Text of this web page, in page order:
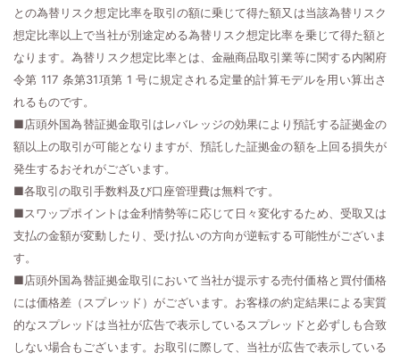
との為替リスク想定比率を取引の額に乗じて得た額又は当該為替リスク
想定比率以上で当社が別途定める為替リスク想定比率を乗じて得た額と
なります。為替リスク想定比率とは、金融商品取引業等に関する内閣府
令第 117 条第31項第 1 号に規定される定量的計算モデルを用い算出さ
れるものです。
■店頭外国為替証拠金取引はレバレッジの効果により預託する証拠金の
額以上の取引が可能となりますが、預託した証拠金の額を上回る損失が
発生するおそれがございます。
■各取引の取引手数料及び口座管理費は無料です。
■スワップポイントは金利情勢等に応じて日々変化するため、受取又は
支払の金額が変動したり、受け払いの方向が逆転する可能性がございま
す。
■店頭外国為替証拠金取引において当社が提示する売付価格と買付価格
には価格差（スプレッド）がございます。お客様の約定結果による実質
的なスプレッドは当社が広告で表示しているスプレッドと必ずしも合致
しない場合もございます。お取引に際して、当社が広告で表示している